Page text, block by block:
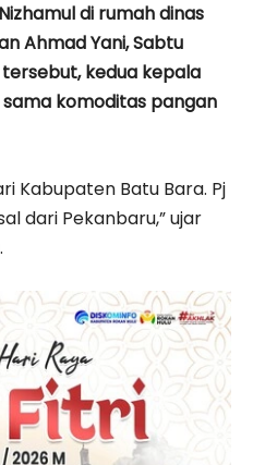
di rumah dinas
Ahmad Yani, Sabtu
kedua kepala
komoditas pangan
Kabupaten Batu Bara. Pj
dari Pekanbaru,” ujar